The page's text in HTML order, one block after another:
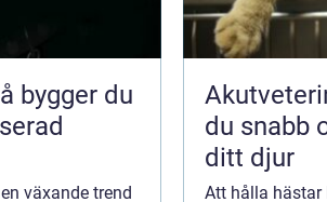
växande trend
du snabb
ditt djur
Att hålla hästar